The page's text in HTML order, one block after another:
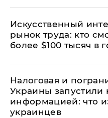
Искусственный
рынок труда: кто
более $100 тысяч в
Налоговая и
Украины
информацией: что
украинцев